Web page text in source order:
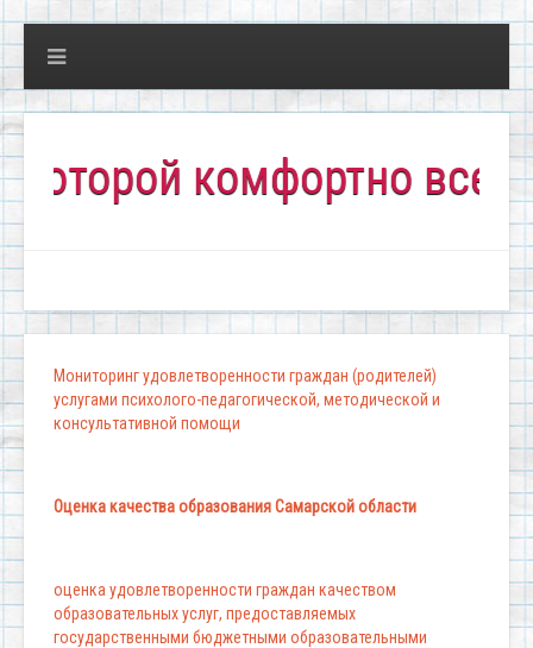
комфортно всем!"
Мониторинг удовлетворенности граждан (родителей)
услугами психолого-педагогической, методической и
консультативной помощи
Оценка качества образования Самарской области
оценка удовлетворенности граждан качеством
образовательных услуг, предоставляемых
государственными бюджетными образовательными